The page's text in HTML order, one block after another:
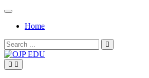
Skip
contentHome
Search
for: